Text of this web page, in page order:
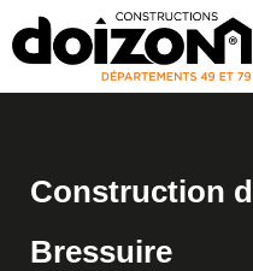
Construction
Bressuire